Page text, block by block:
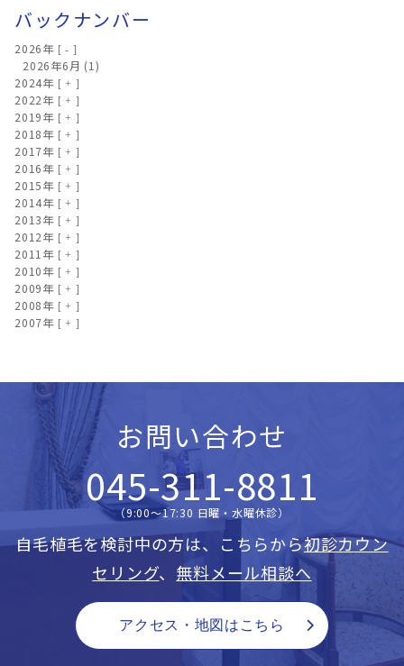
バックナンバー
2026年
2026年6月 (1)
2024年
2022年
2019年
2018年
2017年
2016年
2015年
2014年
2013年
2012年
2011年
2010年
2009年
2008年
2007年
お問い合わせ
045-311-8811
（9:00〜17:30 日曜・水曜休診）
自毛植毛を検討中の方は、こちらから初診カウン
セリング、 無料メール相談へ
アクセス・地図はこちら